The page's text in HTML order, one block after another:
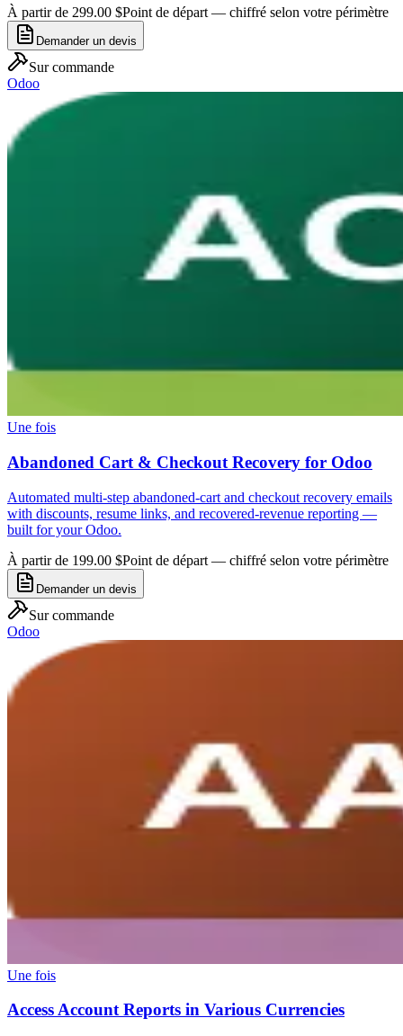
À partir de 299.00 $Point de départ — chiffré selon votre périmètre
Demander un devis
Sur commande
Odoo
Une fois
Abandoned Cart & Checkout Recovery for Odoo
Automated multi-step abandoned-cart and checkout recovery emails
with discounts, resume links, and recovered-revenue reporting —
built for your Odoo.
À partir de 199.00 $Point de départ — chiffré selon votre périmètre
Demander un devis
Sur commande
Odoo
Une fois
Access Account Reports in Various Currencies